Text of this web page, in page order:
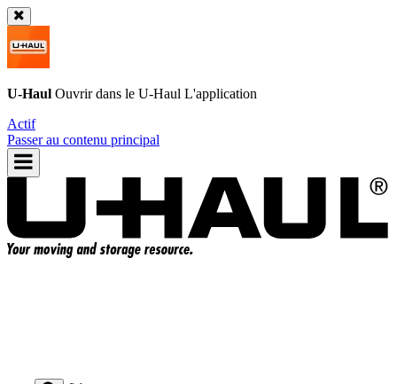
U-Haul Ouvrir dans le U-Haul L'application
Actif
Passer au contenu principal